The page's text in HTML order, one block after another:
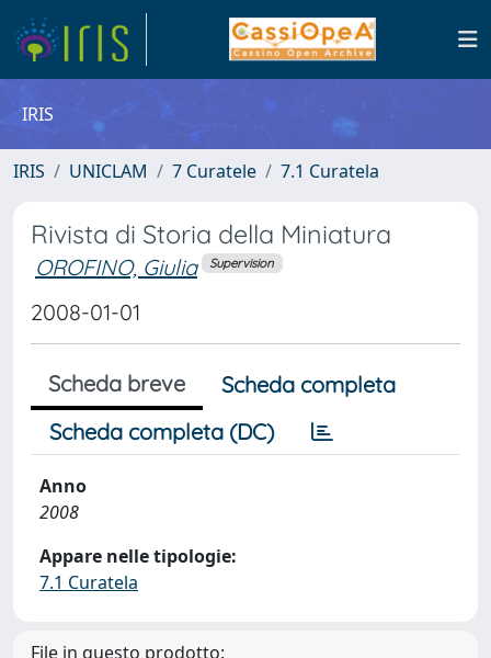
IRIS
IRIS UNICLAM 7 Curatele 7.1 Curatela
Rivista di Storia della Miniatura
OROFINO, Giulia Supervision
2008-01-01
Scheda breve
Scheda completa
Scheda completa (DC)
Anno
2008
Appare nelle tipologie:
7.1 Curatela
File in questo prodotto: